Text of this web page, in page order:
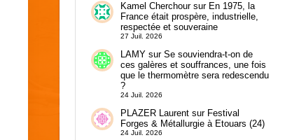
Kamel Cherchoursur En 1975, la
France était prospère, industrielle,
respectée et souveraine
27 Juil. 2026
LAMYsur Se souviendra-t-on de
ces galères et souffrances, une fois
que le thermomètre sera redescendu
?
24 Juil. 2026
PLAZER Laurentsur Festival
Forges & Métallurgie à Etouars (24)
24 Juil. 2026